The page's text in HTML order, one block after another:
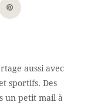
aussi avec
sportifs. Des
un petit mail à